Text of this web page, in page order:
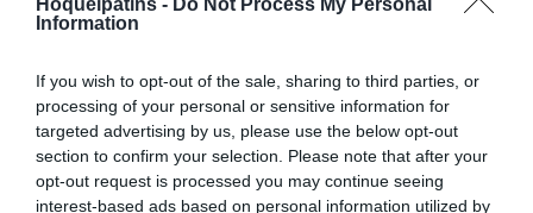
Information
If you wish to opt-out of the sale, sharing to third parties, or
processing of your personal or sensitive information for
targeted advertising by us, please use the below opt-out
section to confirm your selection. Please note that after your
opt-out request is processed you may continue seeing
interest-based ads based on personal information utilized by
EURO U17 MASC. EURO U17 FEM. TORNEIOS 3x3